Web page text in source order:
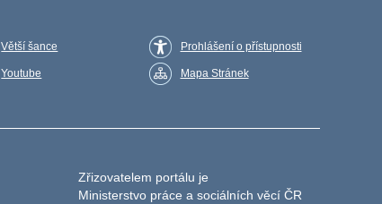
Větší šance
Youtube
Prohlášení o přístupnosti
Mapa Stránek
Zřizovatelem portálu je
Ministerstvo práce a sociálních věcí ČR